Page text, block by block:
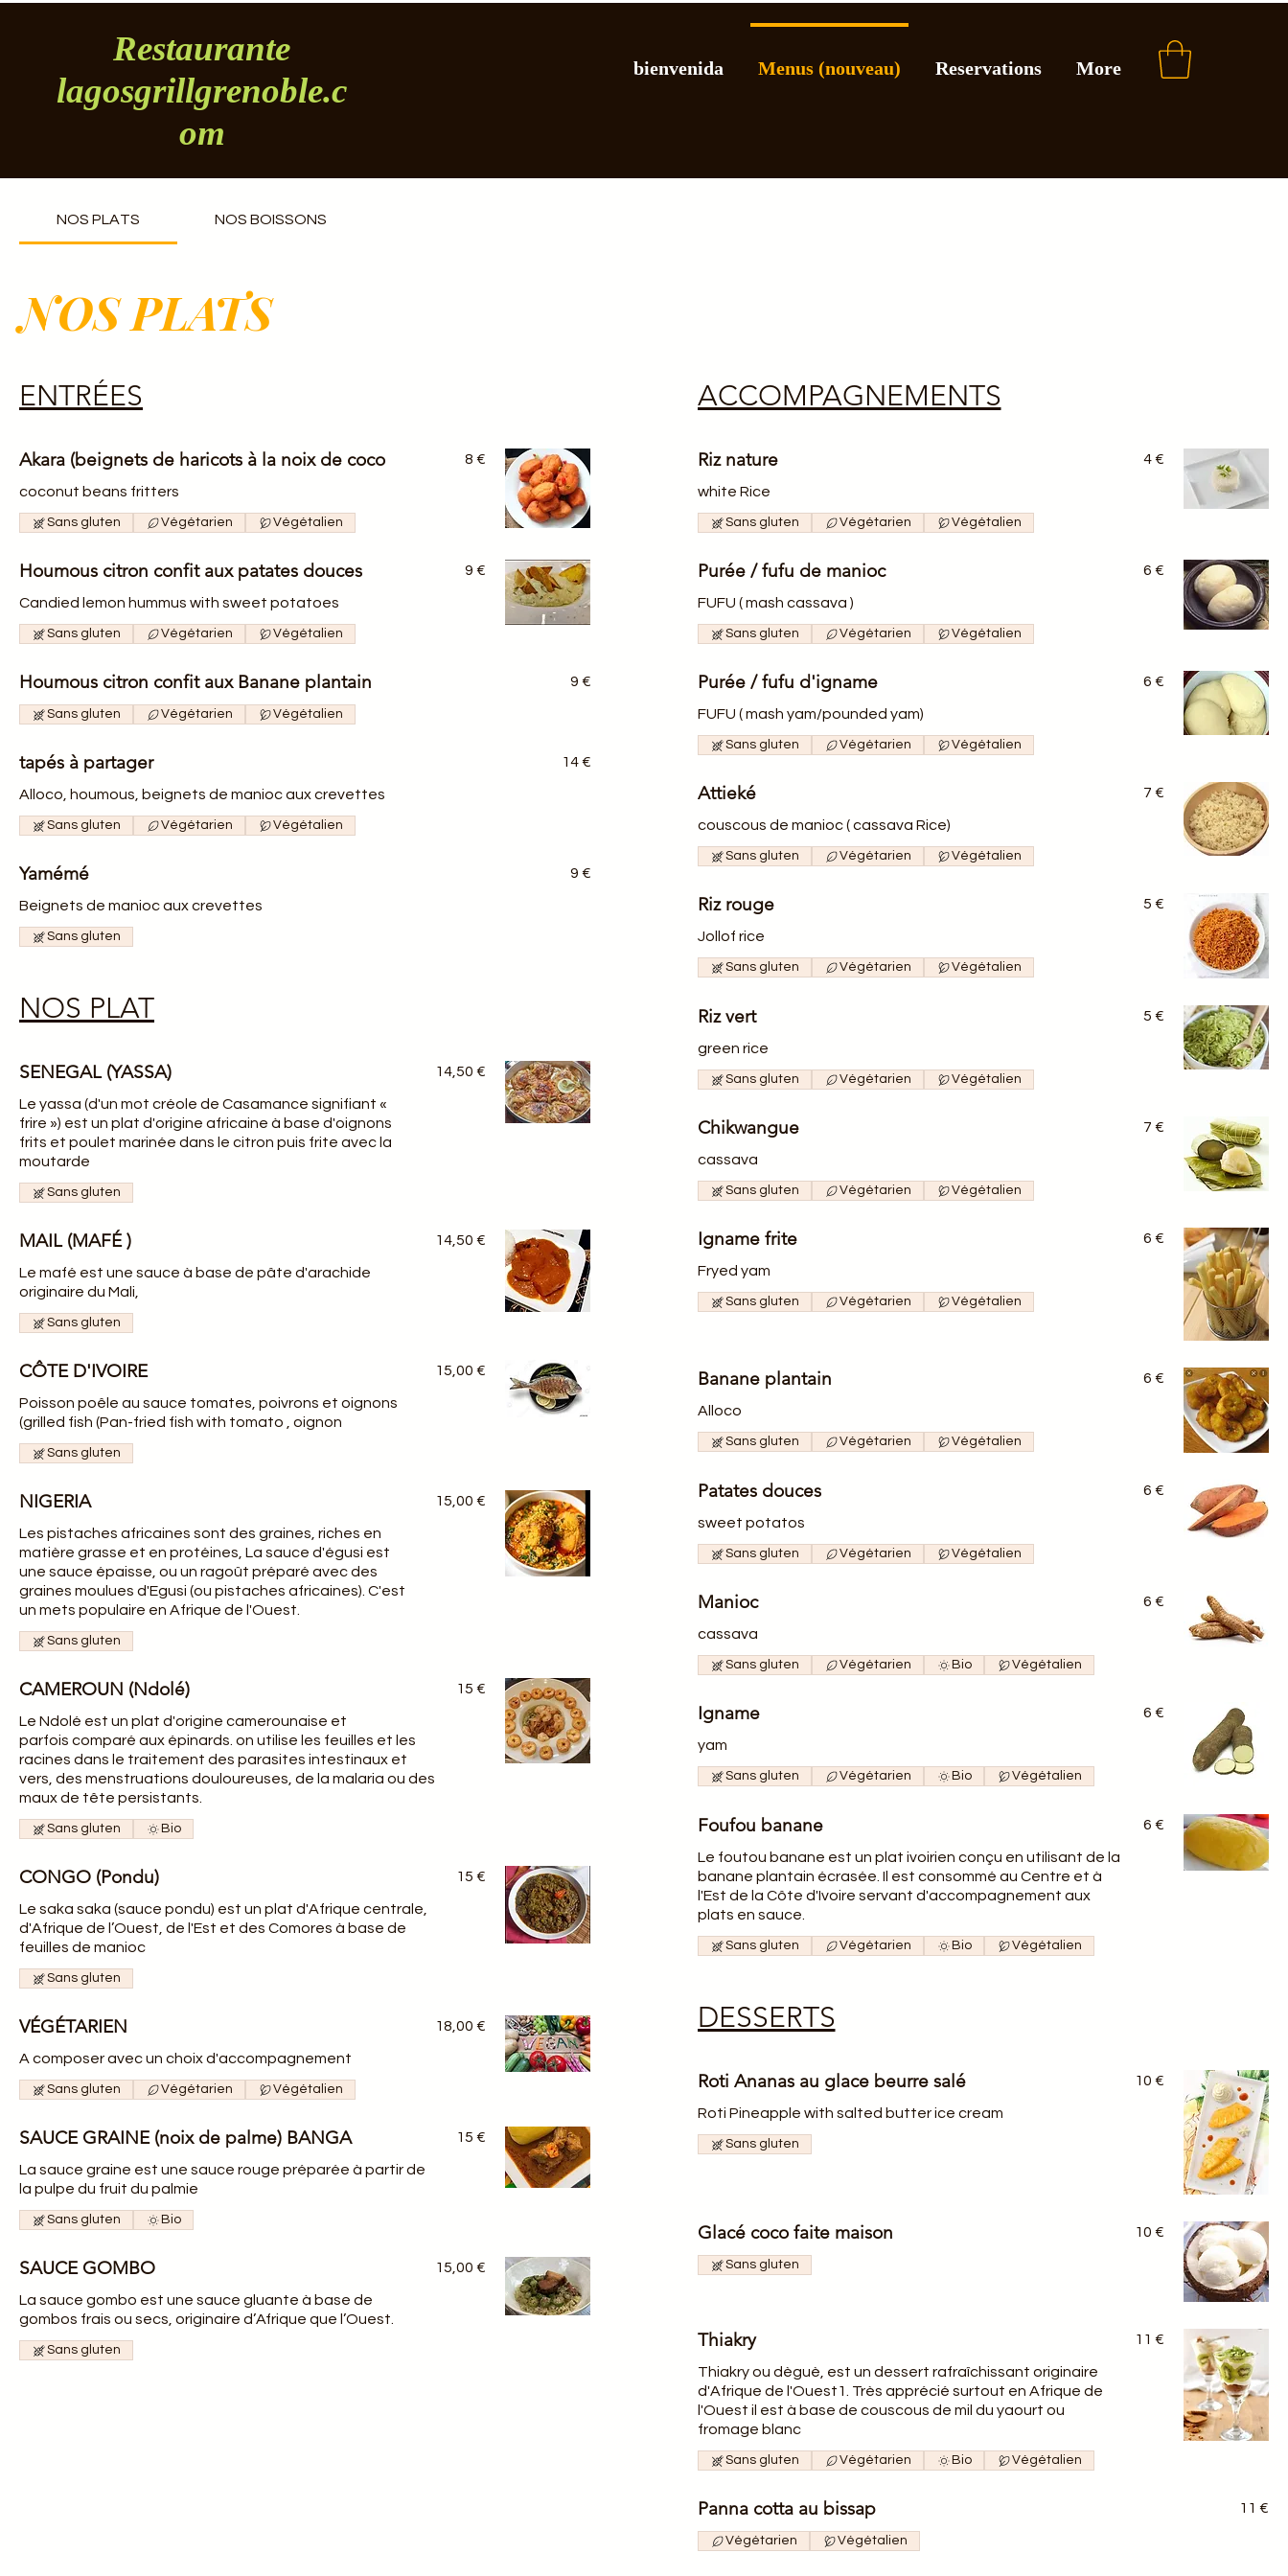
Restaurante
lagosgrillgrenoble.c
om
bienvenida Menus (nouveau) Reservations More
NOS PLATS NOS BOISSONS
NOS PLATS
ENTRÉES
Akara (beignets de haricots à la noix de coco
coconut beans fritters
8 €
Sans gluten Végétarien Végétalien
Houmous citron confit aux patates douces
Candied lemon hummus with sweet potatoes
9 €
Sans gluten Végétarien Végétalien
Houmous citron confit aux Banane plantain 9 €
Sans gluten Végétarien Végétalien
tapés à partager
Alloco, houmous, beignets de manioc aux crevettes
14 €
Sans gluten Végétarien Végétalien
Yamémé
Beignets de manioc aux crevettes
9 €
Sans gluten
NOS PLAT
SENEGAL (YASSA)
Le yassa (d'un mot créole de Casamance signifiant «
frire ») est un plat d'origine africaine à base d'oignons
frits et poulet marinée dans le citron puis frite avec la
moutarde
14,50 €
Sans gluten
MAIL (MAFÉ )
Le mafé est une sauce à base de pâte d'arachide
originaire du Mali,
14,50 €
Sans gluten
CÔTE D'IVOIRE
Poisson poêle au sauce tomates, poivrons et oignons
(grilled fish (Pan-fried fish with tomato , oignon
15,00 €
Sans gluten
NIGERIA
Les pistaches africaines sont des graines, riches en
matière grasse et en protéines, La sauce d'égusi est
une sauce épaisse, ou un ragoût préparé avec des
graines moulues d'Egusi (ou pistaches africaines). C'est
un mets populaire en Afrique de l'Ouest.
15,00 €
Sans gluten
CAMEROUN (Ndolé)
Le Ndolé est un plat d'origine camerounaise et
parfois comparé aux épinards. on utilise les feuilles et les
racines dans le traitement des parasites intestinaux et
vers, des menstruations douloureuses, de la malaria ou des
maux de tête persistants.
15 €
Sans gluten Bio
CONGO (Pondu)
Le saka saka (sauce pondu) est un plat d'Afrique centrale,
d'Afrique de l’Ouest, de l'Est et des Comores à base de
feuilles de manioc
15 €
Sans gluten
VÉGÉTARIEN
A composer avec un choix d'accompagnement
18,00 €
Sans gluten Végétarien Végétalien
SAUCE GRAINE (noix de palme) BANGA
La sauce graine est une sauce rouge préparée à partir de
la pulpe du fruit du palmie
15 €
Sans gluten Bio
SAUCE GOMBO
La sauce gombo est une sauce gluante à base de
gombos frais ou secs, originaire d’Afrique que l’Ouest.
15,00 €
Sans gluten
ACCOMPAGNEMENTS
Riz nature
white Rice
4 €
Sans gluten Végétarien Végétalien
Purée / fufu de manioc
FUFU ( mash cassava )
6 €
Sans gluten Végétarien Végétalien
Purée / fufu d'igname
FUFU ( mash yam/pounded yam)
6 €
Sans gluten Végétarien Végétalien
Attieké
couscous de manioc ( cassava Rice)
7 €
Sans gluten Végétarien Végétalien
Riz rouge
Jollof rice
5 €
Sans gluten Végétarien Végétalien
Riz vert
green rice
5 €
Sans gluten Végétarien Végétalien
Chikwangue
cassava
7 €
Sans gluten Végétarien Végétalien
Igname frite
Fryed yam
6 €
Sans gluten Végétarien Végétalien
Banane plantain
Alloco
6 €
Sans gluten Végétarien Végétalien
Patates douces
sweet potatos
6 €
Sans gluten Végétarien Végétalien
Manioc
cassava
6 €
Sans gluten Végétarien Bio Végétalien
Igname
yam
6 €
Sans gluten Végétarien Bio Végétalien
Foufou banane
Le foutou banane est un plat ivoirien conçu en utilisant de la
banane plantain écrasée. Il est consommé au Centre et à
l'Est de la Côte d'Ivoire servant d'accompagnement aux
plats en sauce.
6 €
Sans gluten Végétarien Bio Végétalien
DESSERTS
Roti Ananas au glace beurre salé
Roti Pineapple with salted butter ice cream
10 €
Sans gluten
Glacé coco faite maison 10 €
Sans gluten
Thiakry
Thiakry ou dèguè, est un dessert rafraîchissant originaire
d'Afrique de l'Ouest1. Très apprécié surtout en Afrique de
l'Ouest il est à base de couscous de mil du yaourt ou
fromage blanc
11 €
Sans gluten Végétarien Bio Végétalien
Panna cotta au bissap 11 €
Végétarien Végétalien